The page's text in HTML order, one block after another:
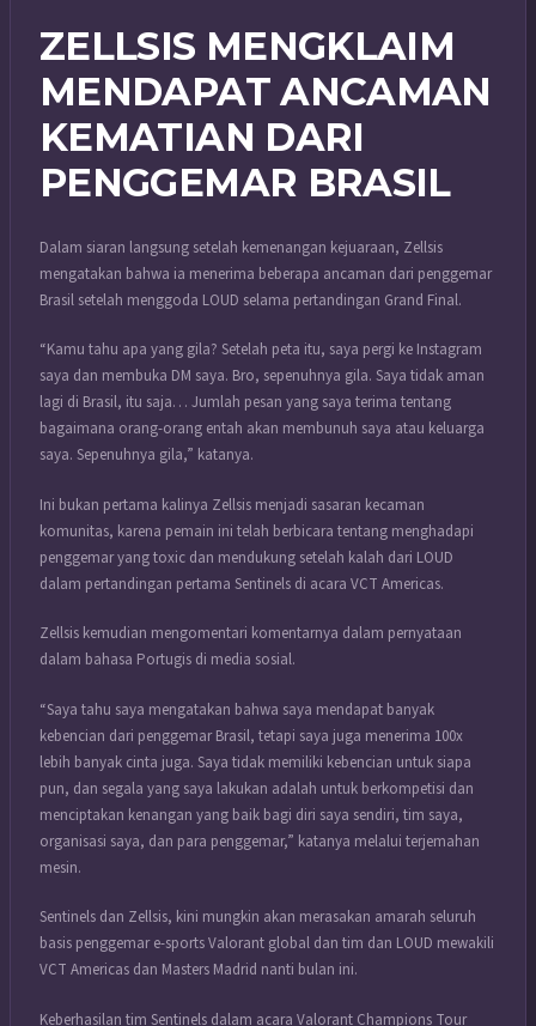
ZELLSIS MENGKLAIM
MENDAPAT ANCAMAN
KEMATIAN DARI
PENGGEMAR BRASIL
Dalam siaran langsung setelah kemenangan kejuaraan, Zellsis
mengatakan bahwa ia menerima beberapa ancaman dari penggemar
Brasil setelah menggoda LOUD selama pertandingan Grand Final.
“Kamu tahu apa yang gila? Setelah peta itu, saya pergi ke Instagram
saya dan membuka DM saya. Bro, sepenuhnya gila. Saya tidak aman
lagi di Brasil, itu saja… Jumlah pesan yang saya terima tentang
bagaimana orang-orang entah akan membunuh saya atau keluarga
saya. Sepenuhnya gila,” katanya.
Ini bukan pertama kalinya Zellsis menjadi sasaran kecaman
komunitas, karena pemain ini telah berbicara tentang menghadapi
penggemar yang toxic dan mendukung setelah kalah dari LOUD
dalam pertandingan pertama Sentinels di acara VCT Americas.
Zellsis kemudian mengomentari komentarnya dalam pernyataan
dalam bahasa Portugis di media sosial.
“Saya tahu saya mengatakan bahwa saya mendapat banyak
kebencian dari penggemar Brasil, tetapi saya juga menerima 100x
lebih banyak cinta juga. Saya tidak memiliki kebencian untuk siapa
pun, dan segala yang saya lakukan adalah untuk berkompetisi dan
menciptakan kenangan yang baik bagi diri saya sendiri, tim saya,
organisasi saya, dan para penggemar,” katanya melalui terjemahan
mesin.
Sentinels dan Zellsis, kini mungkin akan merasakan amarah seluruh
basis penggemar e-sports Valorant global dan tim dan LOUD mewakili
VCT Americas dan Masters Madrid nanti bulan ini.
Keberhasilan tim Sentinels dalam acara Valorant Champions Tour